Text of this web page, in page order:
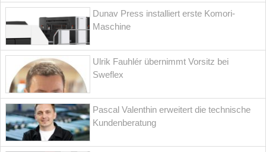
Dunav Press installiert erste Komori-
Maschine
Ulrik Fauhlér übernimmt Vorsitz bei
Sweflex
Pascal Valenthin erweitert die technische
Kundenberatung